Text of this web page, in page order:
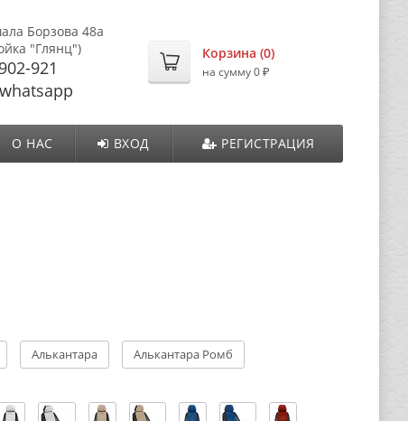
Борзова 48а
"Глянц")
921
Корзина (0)
на сумму0₽
О НАС ВХОД РЕГИСТРАЦИЯ
Алькантара Алькантара Ромб